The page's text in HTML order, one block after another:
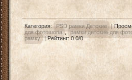
Категория: PSD рамки Детские |
для фотошопа , рамки детские для
рамку |Рейтинг:0.0/0